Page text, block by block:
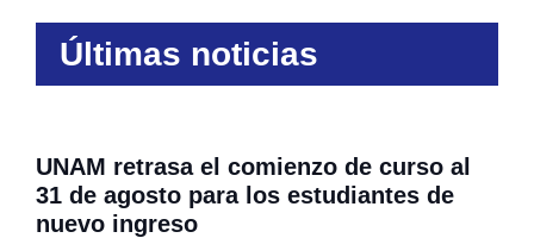
Últimas noticias
UNAM retrasa el comienzo de curso al
31 de agosto para los estudiantes de
nuevo ingreso